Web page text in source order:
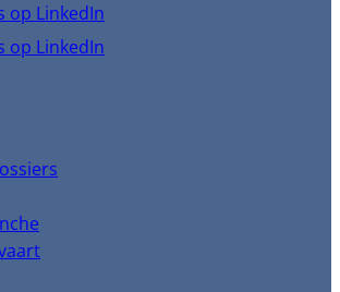
op LinkedIn
op LinkedIn